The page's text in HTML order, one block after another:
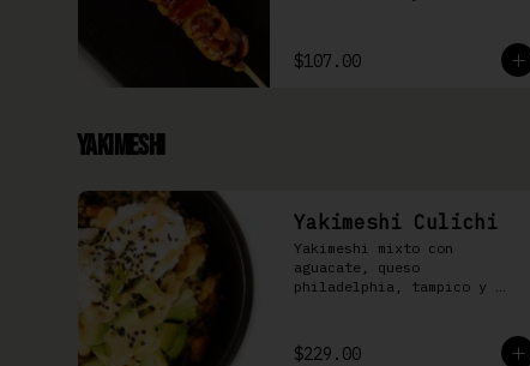
$107.00
Yakimeshi
Yakimeshi Culichi
Yakimeshi mixto con
aguacate, queso
philadelphia, tampico y
$229.00